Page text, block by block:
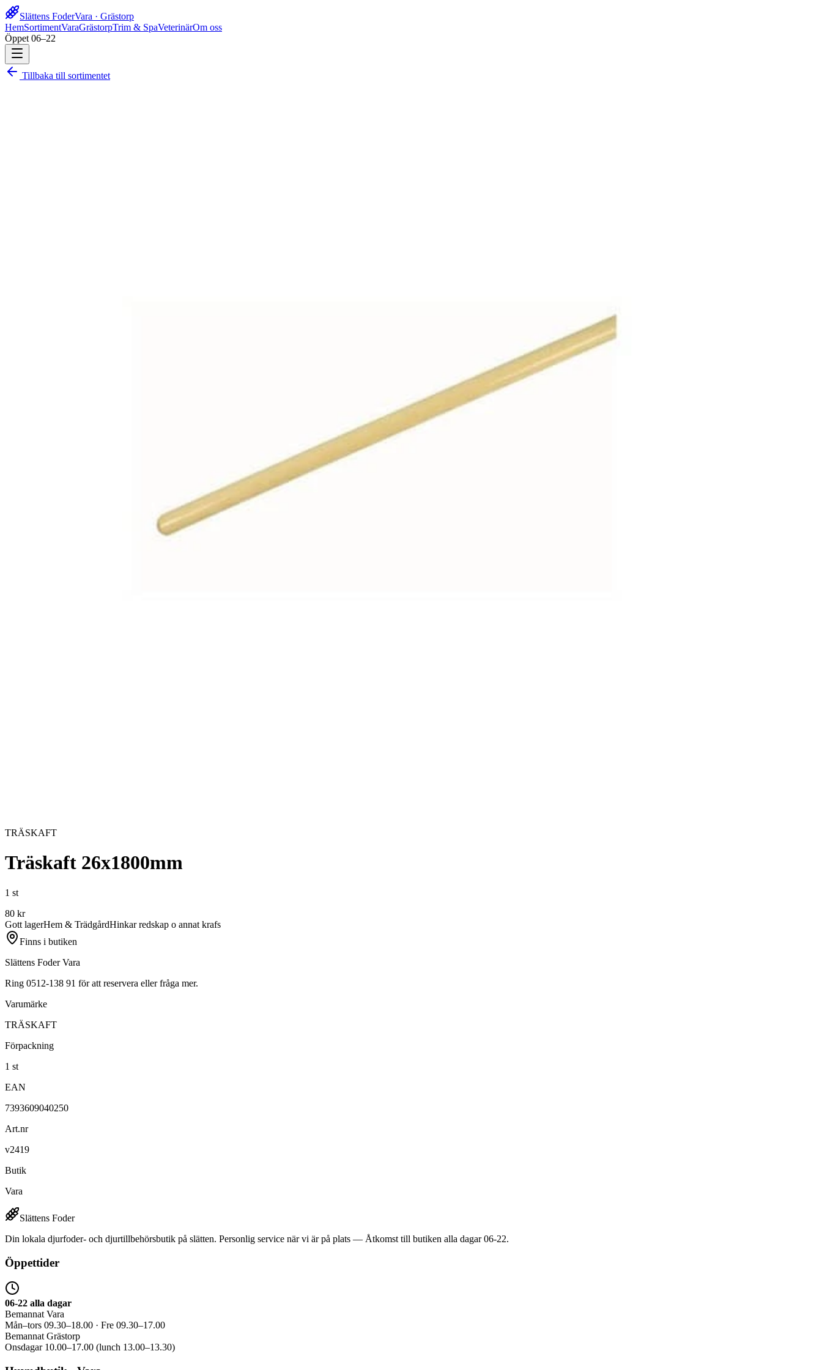
Slättens FoderVara · Grästorp
HemSortimentVaraGrästorpTrim & SpaVeterinärOm oss
Öppet 06–22
Tillbaka till sortimentet
TRÄSKAFT
Träskaft 26x1800mm
1 st
80 kr
Gott lagerHem & TrädgårdHinkar redskap o annat krafs
Finns i butiken
Slättens Foder Vara
Ring 0512-138 91 för att reservera eller fråga mer.
Varumärke
TRÄSKAFT
Förpackning
1 st
EAN
7393609040250
Art.nr
v2419
Butik
Vara
Slättens Foder
Din lokala djurfoder- och djurtillbehörsbutik på slätten. Personlig service när vi är på plats — Åtkomst till butiken alla dagar 06-22.
Öppettider
06-22 alla dagar
Bemannat Vara
Mån–tors 09.30–18.00 · Fre 09.30–17.00
Bemannat Grästorp
Onsdagar 10.00–17.00 (lunch 13.00–13.30)